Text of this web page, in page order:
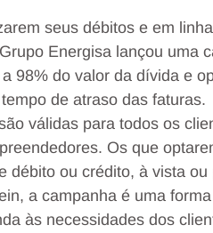
seus débitos e em
Energisa lançou uma
98% do valor da dívida e
de atraso das faturas.
válidas para todos os
Os que
débito ou crédito, à vista ou
a campanha é uma
às necessidades dos